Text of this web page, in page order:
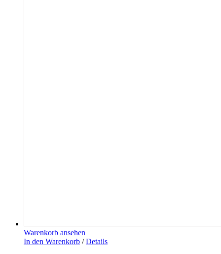
Warenkorb ansehen
In den Warenkorb / Details